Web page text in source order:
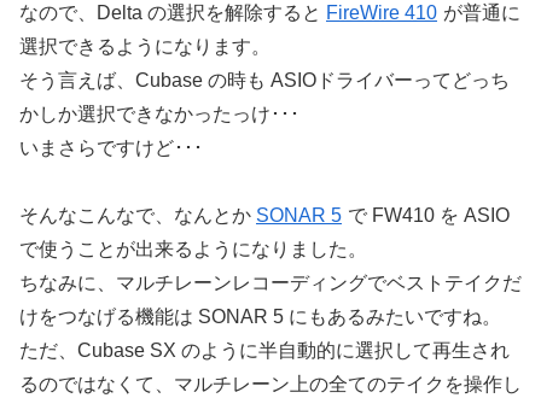
なので、Delta の選択を解除すると FireWire 410 が普通に
選択できるようになります。
そう言えば、Cubase の時も ASIOドライバーってどっち
かしか選択できなかったっけ･･･
いまさらですけど･･･
そんなこんなで、なんとか SONAR 5 で FW410 を ASIO
で使うことが出来るようになりました。
ちなみに、マルチレーンレコーディングでベストテイクだ
けをつなげる機能は SONAR 5 にもあるみたいですね。
ただ、Cubase SX のように半自動的に選択して再生され
るのではなくて、マルチレーン上の全てのテイクを操作し